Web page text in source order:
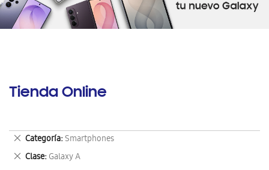
Tienda Online
Categoría Smartphones
Eliminar
este
artículo
Clase Galaxy A
Eliminar